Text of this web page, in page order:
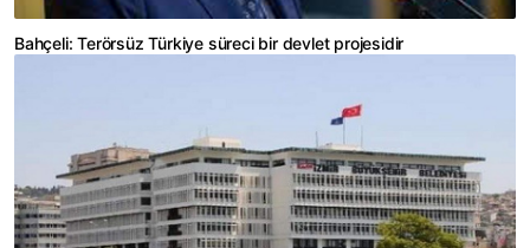
Bahçeli: Terörsüz Türkiye süreci bir devlet projesidir